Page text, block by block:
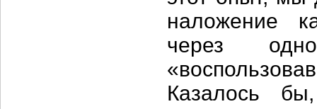
наложение
через
Казалось